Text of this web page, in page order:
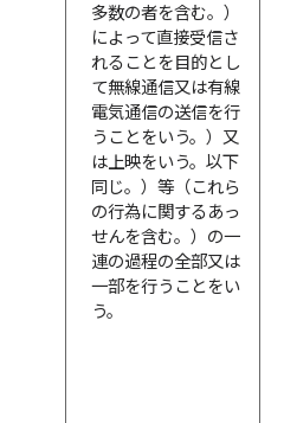
多数の者を含む。）
によって直接受信さ
れることを目的とし
て無線通信又は有線
電気通信の送信を行
うことをいう。）又
は上映をいう。以下
同じ。）等（これら
の行為に関するあっ
せんを含む。）の一
連の過程の全部又は
一部を行うことをい
う。